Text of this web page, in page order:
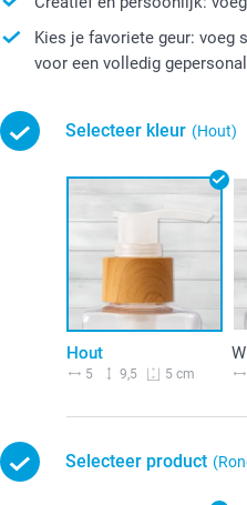
Kies je favoriete geur: voeg
voor een volledig
Selecteer kleur (Hout)
Hout
5 9,5 5 cm
Selecteer product